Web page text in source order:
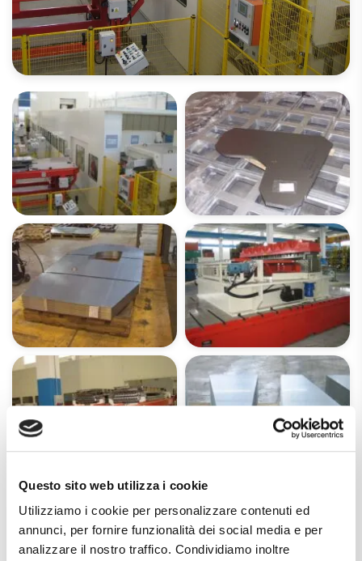
Questo sito web utilizza i cookie
Utilizziamo i cookie per personalizzare contenuti ed
annunci, per fornire funzionalità dei social media e per
analizzare il nostro traffico. Condividiamo inoltre
请打开图像库